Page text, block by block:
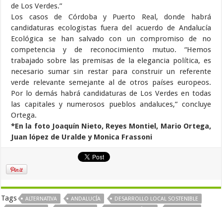
de Los Verdes.”
Los casos de Córdoba y Puerto Real, donde habrá
candidaturas ecologistas fuera del acuerdo de Andalucía
Ecológica se han salvado con un compromiso de no
competencia y de reconocimiento mutuo. “Hemos
trabajado sobre las premisas de la elegancia política, es
necesario sumar sin restar para construir un referente
verde relevante semejante al de otros países europeos.
Por lo demás habrá candidaturas de Los Verdes en todas
las capitales y numerosos pueblos andaluces,” concluye
Ortega.
*En la foto Joaquín Nieto, Reyes Montiel, Mario Ortega,
Juan lópez de Uralde y Monica Frassoni
Tags ALTERNATIVA ANDALUCÍA
DESARROLLO LOCAL SOSTENIBLE